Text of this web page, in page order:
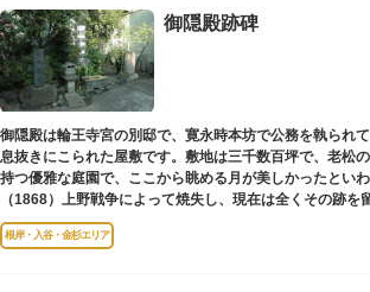
御隠殿跡碑
御隠殿は輪王寺宮の別邸で、寛永時本坊で公務を執られ
息抜きにこられた屋敷です。敷地は三千数百坪で、老松
持つ優雅な庭園で、ここから眺める月が美しかったとい
（1868）上野戦争によって焼失し、現在は全くその跡を
岸薬師堂（ねぎしやくしどう）にあります。
根岸・入谷・金杉エリア